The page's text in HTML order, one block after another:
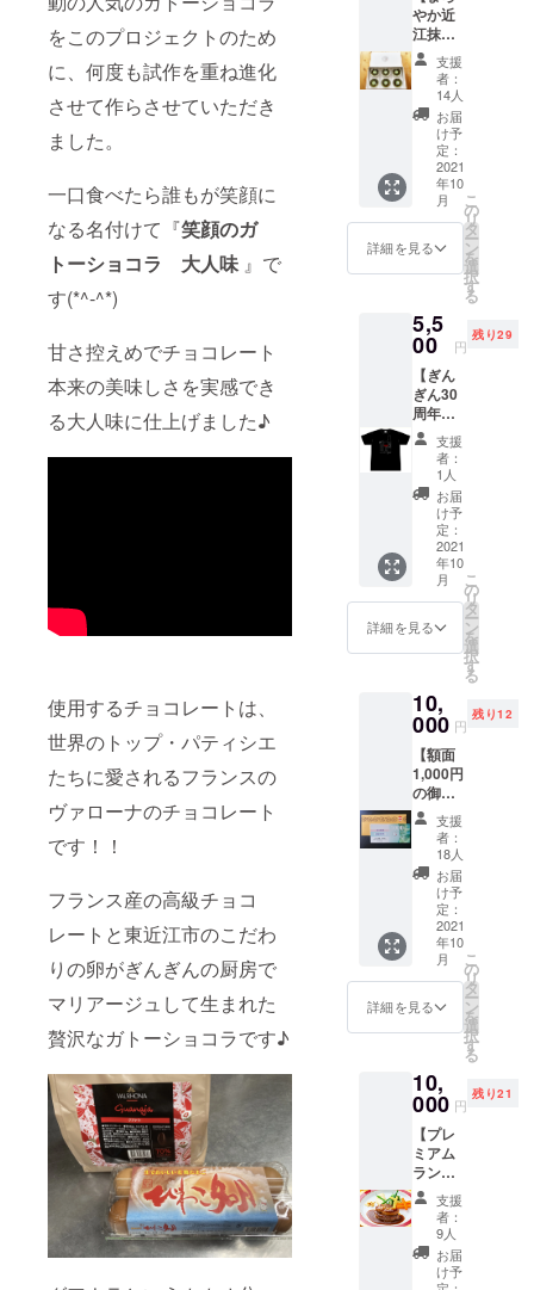
をこのプロジェクトのため
に、何度も試作を重ね進化
させて作らさせていただき
ました。
一口食べたら誰もが笑顔に
なる名付けて『笑顔のガ
トーショコラ 大人味 』で
す(*^-^*)
甘さ控えめでチョコレート
本来の美味しさを実感でき
る大人味に仕上げました♪
使用するチョコレートは、
世界のトップ・パティシエ
たちに愛されるフランスの
ヴァローナのチョコレート
です！！
フランス産の高級チョコ
レートと東近江市のこだわ
りの卵がぎんぎんの厨房で
マリアージュして生まれた
贅沢なガトーショコラです♪
ルでご
案内さ
せてい
ただき
ます。
※1,815
円相当
※有効期
限 送
付日よ
り6か月
間 ※送
お届け
予定
10月初
旬～中
旬
ツを着
てラン
チor
ディ
ナーに
ご来店
の方に
は、
ファー
ストド
リンク
にさせ
ていた
※有効期
限内
は、何
度でも
ご利用
可能で
す。 ※
特典の
有効期
限は、
2022年
12月末
日 ※サ
イズを
お選び
けま
す。 ※
け予定
日：
2021年
10月中
旬～下
旬
『笑顔
のガ
トー
ショコ
ラ』で
す(*^-
控えめ
でチョ
コレー
ト本来
の美味
しさを
仕上げ
ました♪
使用す
るチョ
コレー
トは、
世界の
トッ
プ・パ
ティシ
エたち
に愛さ
れるフ
ランス
のヴァ
のチョ
コレー
フラン
ス産の
高級
チョコ
レート
と東近
江市の
こだわ
りの卵
がぎん
ぎんの
厨房で
マリ
アー
ジュし
れた贅
沢なガ
ラです♪
グアナ
ラとい
うカカ
オ分
70％の
力強く
エレガ
ントな
苦みの
極みで
とワイ
ングラ
スとナ
イフ・
フォー
クが描
かれて
いま
す。下
の文字
は、
French
す。 感
謝の気
持ち
いっぱ
いのお
礼の手
紙を添
えて送
らさせ
ていた
だきま
す。 発
送の準
備が整
いまし
たら、
お届け
内させ
ていた
だきま
す。 ★
特典と
してこ
のTシャ
ツを着
てラン
チor
ディ
ナーに
ご来店
の方に
は、
ストド
リンク
ていた
だきま
す！！
※有効期
限内
は、何
度でも
ご利用
可能で
す。 ※
特典の
やか近
江抹茶
のク
レーム
ブリュ
レ6個入
り1箱と
ぎんぎ
んオリ
ジナル
ハウス
ワイン
白・赤
セット
券 】 抹
イーツ
好きに
はたま
らな
い、お
土産に
も最適
す！！
1個
75g 6
個入り
をス
プーン
を付け
て1箱
ハウス
緒に感
謝の気
持ち
いっぱ
いのお
礼の手
紙を添
えて
クール
冷凍便
で発送
させて
いただ
きま
す。 地
元ヒト
ミワイ
造して
いただ
いてい
るオリ
ジナル
ハウス
ワイン
です。
香り高
くフ
ルー
支援
者：
14人
お届
け予
定：
2021
年10
月
詳細を見る
こ
の
リ
タ
ー
ン
を
選
択
す
る
5,5
00 円
残り29
【ぎん
ぎん30
周年記
念オリ
ジナルT
シャ
ツ 特
典付き
とぎん
ぎんオ
リジナ
ルハウ
スワイ
ン
白・赤
セット
んぎん
のロゴ
マーク
のウサ
ギと３
０ｔｈ
のラベ
ルのワ
インと
ワイン
グラス
とナイ
フ・
フォー
クが描
かれて
いま
French
Restau
rant
Gin2で
す。
色 ブ
ラッ
ク 素
材 綿
100％
支援
者：
1人
お届
け予
定：
2021
年10
月
詳細を見る
こ
の
リ
タ
ー
ン
を
選
択
す
る
10,
000 円
残り12
【額面
1,000円
の御食
事券を
11枚を1
セッ
ト】
1,000円
得！！
感謝の
気持ち
いっぱ
いのお
礼の手
紙を添
送りし
ます。
発送の
準備が
整いま
した
ら、お
届け日
をメー
ルでご
案内さ
支援
者：
18人
お届
け予
定：
2021
年10
月
詳細を見る
こ
の
リ
タ
ー
ン
を
選
択
す
る
10,
000 円
残り21
【プレ
ミアム
ランチ
ペア御
食事
券】 メ
イン
ディッ
支援
者：
9人
お届
け予